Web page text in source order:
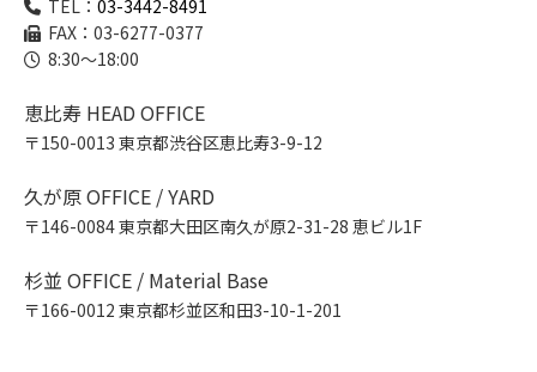
TEL： 03-3442-8491
FAX：03-6277-0377
8:30～18:00
恵比寿 HEAD OFFICE
〒150-0013 東京都渋谷区恵比寿3-9-12
久が原 OFFICE / YARD
〒146-0084 東京都大田区南久が原2-31-28 恵ビル1F
杉並 OFFICE / Material Base
〒166-0012 東京都杉並区和田3-10-1-201